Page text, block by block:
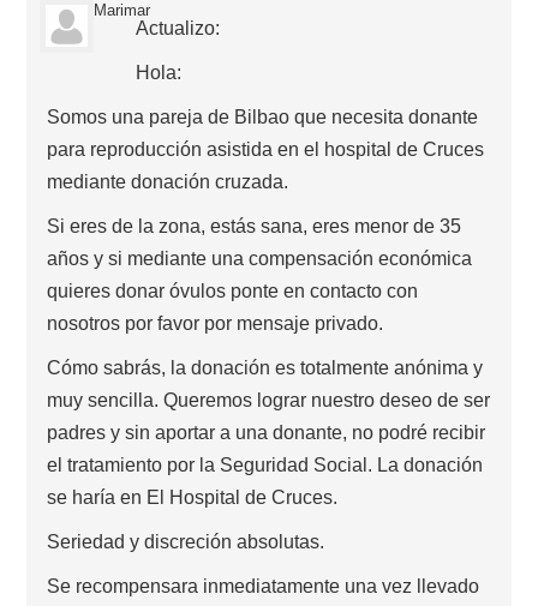
Marimar
Actualizo:
Hola:
Somos una pareja de Bilbao que necesita donante
para reproducción asistida en el hospital de Cruces
mediante donación cruzada.
Si eres de la zona, estás sana, eres menor de 35
años y si mediante una compensación económica
quieres donar óvulos ponte en contacto con
nosotros por favor por mensaje privado.
Cómo sabrás, la donación es totalmente anónima y
muy sencilla. Queremos lograr nuestro deseo de ser
padres y sin aportar a una donante, no podré recibir
el tratamiento por la Seguridad Social. La donación
se haría en El Hospital de Cruces.
Seriedad y discreción absolutas.
Se recompensara inmediatamente una vez llevado